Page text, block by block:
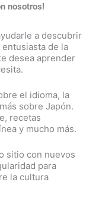
nosotros!
a descubrir
de la
desea aprender
el idioma, la
sobre Japón.
recetas
y mucho más.
sitio con nuevos
para
la cultura